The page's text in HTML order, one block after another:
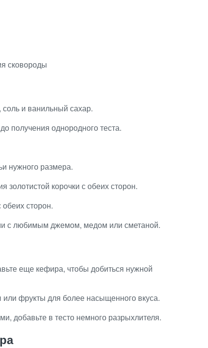
сковороды
и ванильный сахар.
получения однородного теста.
нужного размера.
золотистой корочки с обеих сторон.
сторон.
с любимым джемом, медом или сметаной.
еще кефира, чтобы добиться нужной
фрукты для более насыщенного вкуса.
в тесто немного разрыхлителя.